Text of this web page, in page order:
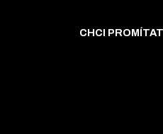
CHCI PROMÍTAT